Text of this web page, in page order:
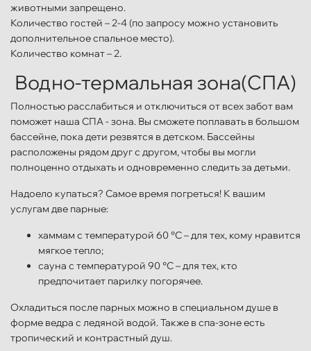
животными запрещено.
Количество гостей – 2-4 (по запросу можно установить
дополнительное спальное место).
Количество комнат – 2.
Водно-термальная зона(СПА)
Полностью расслабиться и отключиться от всех забот вам
поможет наша СПА - зона. Вы сможете поплавать в большом
бассейне, пока дети резвятся в детском. Бассейны
расположены рядом друг с другом, чтобы вы могли
полноценно отдыхать и одновременно следить за детьми.
Надоело купаться? Самое время погреться! К вашим
услугам две парные:
хаммам с температурой 60 °С – для тех, кому нравится
мягкое тепло;
сауна с температурой 90 °С – для тех, кто
предпочитает парилку погорячее.
Охладиться после парных можно в специальном душе в
форме ведра с ледяной водой. Также в спа-зоне есть
тропический и контрастный душ.